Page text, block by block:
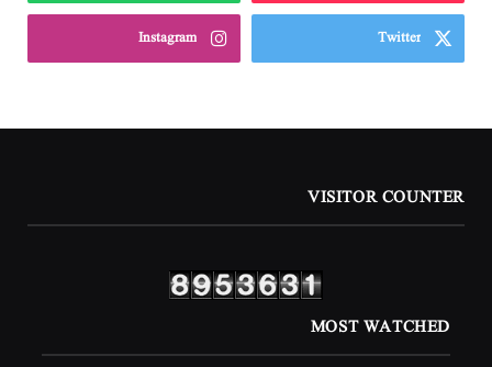
Twitter
Instagram
VISITOR COUNTER
MOST WATCHED